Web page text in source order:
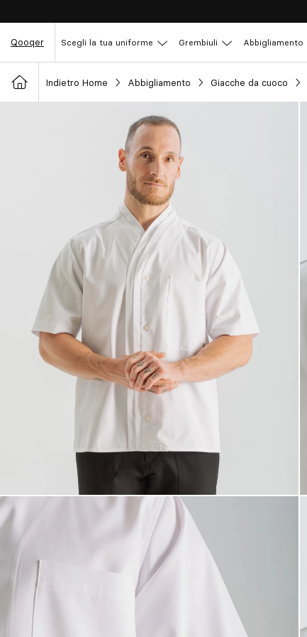
Qooqer Scegli la tua uniforme Grembiuli Abbigliamento
Indietro Home Abbigliamento Giacche da cuoco